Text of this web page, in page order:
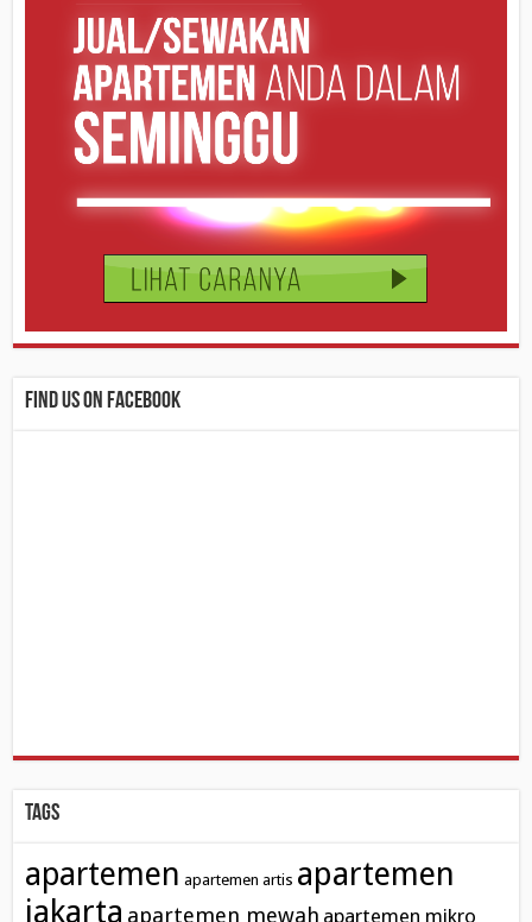
Find us on Facebook
Tags
apartemen apartemen artis apartemen
jakarta apartemen mewah apartemen mikro